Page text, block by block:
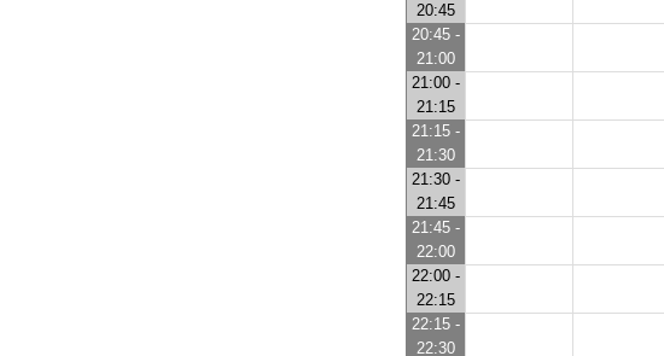
20:45
20:45 -
21:00
21:00 -
21:15
21:15 -
21:30
21:30 -
21:45
21:45 -
22:00
22:00 -
22:15
22:15 -
22:30